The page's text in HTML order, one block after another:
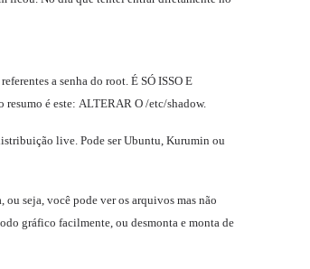
a senha do root. É SÓ ISSO E
resumo é este: ALTERAR O /etc/shadow.
live. Pode ser Ubuntu, Kurumin ou
seja, você pode ver os arquivos mas não
gráfico facilmente, ou desmonta e monta de